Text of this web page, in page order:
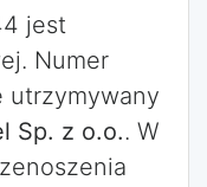
jest
Numer
utrzymywany
Sp. z o.o.. W